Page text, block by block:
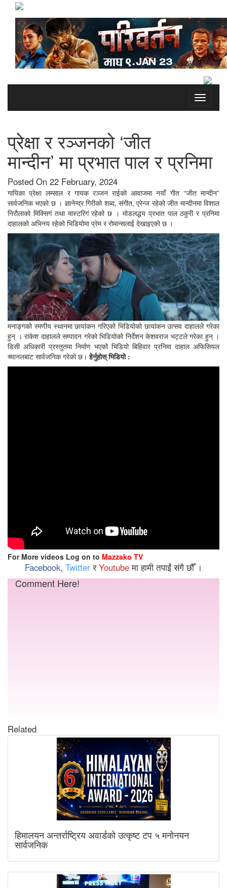
Toggle
प्रेक्षा र रञ्जनको ‘जीत
मान्दीन’ मा प्रभात पाल र प्रनिमा
Posted On 22 February, 2024
गायिका प्रेक्षा लम्साल र गायक रञ्जन राईको आवाजमा नयाँ गीत “जीत मान्दीन”
सार्वजनिक भएको छ । ज्ञानेन्द्र गिरीको शब्द, संगीत, एरेन्ज रहेको जीत मान्दीनमा विशाल
निरौलाको मिक्सिगं तथा मास्टरिगं रहेको छ । मोडलद्धय प्रभात पाल ठकुरी र प्रनिमा
दाहालको अभिनय रहेको भिडियोमा प्रेम र रोमान्सलाई देखाइएको छ ।
मनाङ्गको रमणीय स्थानमा छायांकन गरिएको भिडियोको छायांकन उत्सव दाहालले गरेका
हुन् । राकेश दाहालले सम्पादन गरेको भिडियोको निर्देशन केशवराज भट्टले गरेका हुन् ।
डिसी अधिकारी प्रस्तुतमा निर्माण भएको भिडियो बिहिवार प्रनिमा दाहाल अफिसियल
च्यानलबाट सार्वजनिक गरेको छ।हेर्नुहोस् भिडियो :
For More videos Log on to Mazzako TV
Facebook, TwitterरYoutubeमा हामी तपाईं संगै छौँ ।
Comment Here!
Related
हिमालयन अन्तर्राष्ट्रिय अवार्डको उत्कृष्ट टप ५ मनोनयन
सार्वजनिक